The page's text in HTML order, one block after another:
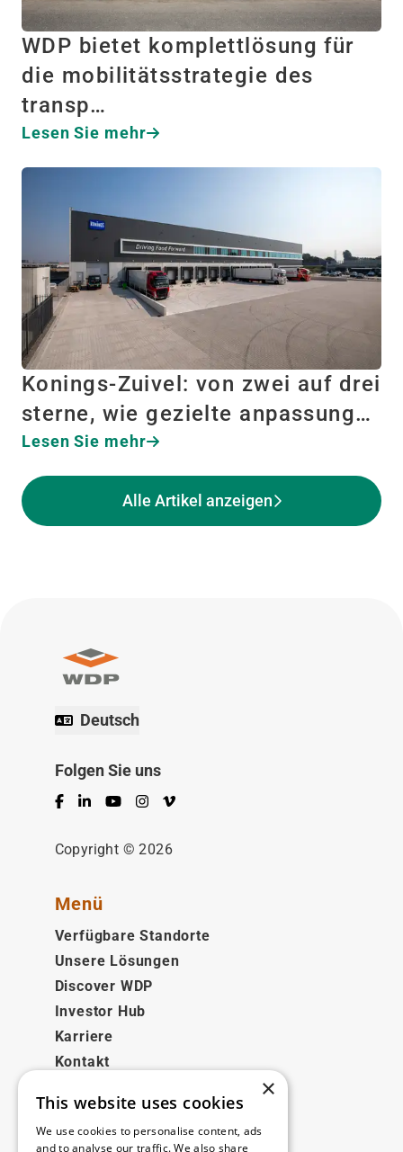
WDP bietet komplettlösung für
die mobilitätsstrategie des
transp…
Lesen Sie mehr
Konings-Zuivel: von zwei auf drei
sterne, wie gezielte anpassung…
Lesen Sie mehr
Alle Artikel anzeigen
Deutsch
Folgen Sie uns
Facebook
LinkedInYouTubeInstagram
Vimeo
Copyright © 2026
Menü
Verfügbare Standorte
Unsere Lösungen
Discover WDP
Investor Hub
Karriere
Kontakt
Rechtliches
Disclaimer
×
This website uses cookies
We use cookies to personalise content, ads
and to analyse our traffic. We also share